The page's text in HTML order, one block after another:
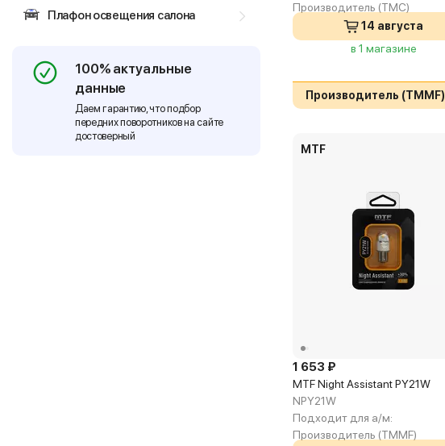
Плафон освещения салона
100% актуальные
данные
Даем гарантию, что подбор
передних поворотников на сайте
достоверный
Производитель (TMC)
14 августа
в 1 магазине
Производитель (TMMF)
MTF
1 653 ₽
MTF Night Assistant PY21W
NPY21W
Подходит для а/м:
Производитель (TMMF)